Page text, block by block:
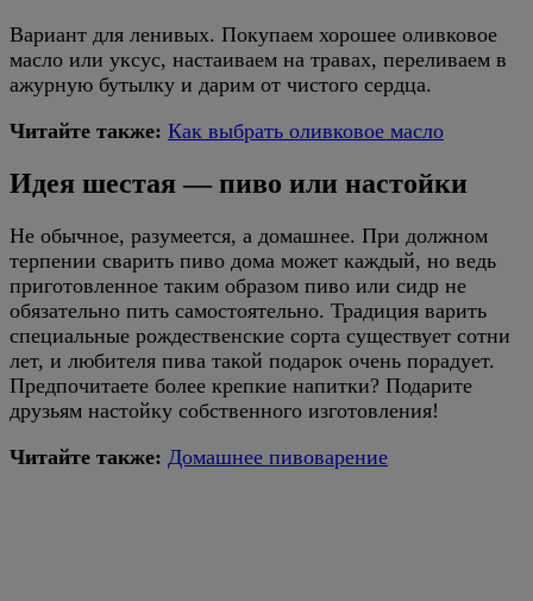
Вариант для ленивых. Покупаем хорошее оливковое
масло или уксус, настаиваем на травах, переливаем в
ажурную бутылку и дарим от чистого сердца.
Читайте также: Как выбрать оливковое масло
Идея шестая — пиво или настойки
Не обычное, разумеется, а домашнее. При должном
терпении сварить пиво дома может каждый, но ведь
приготовленное таким образом пиво или сидр не
обязательно пить самостоятельно. Традиция варить
специальные рождественские сорта существует сотни
лет, и любителя пива такой подарок очень порадует.
Предпочитаете более крепкие напитки? Подарите
друзьям настойку собственного изготовления!
Читайте также: Домашнее пивоварение